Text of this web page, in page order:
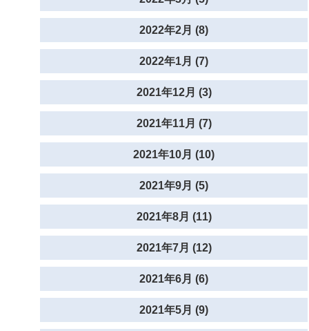
2022年2月 (8)
2022年1月 (7)
2021年12月 (3)
2021年11月 (7)
2021年10月 (10)
2021年9月 (5)
2021年8月 (11)
2021年7月 (12)
2021年6月 (6)
2021年5月 (9)